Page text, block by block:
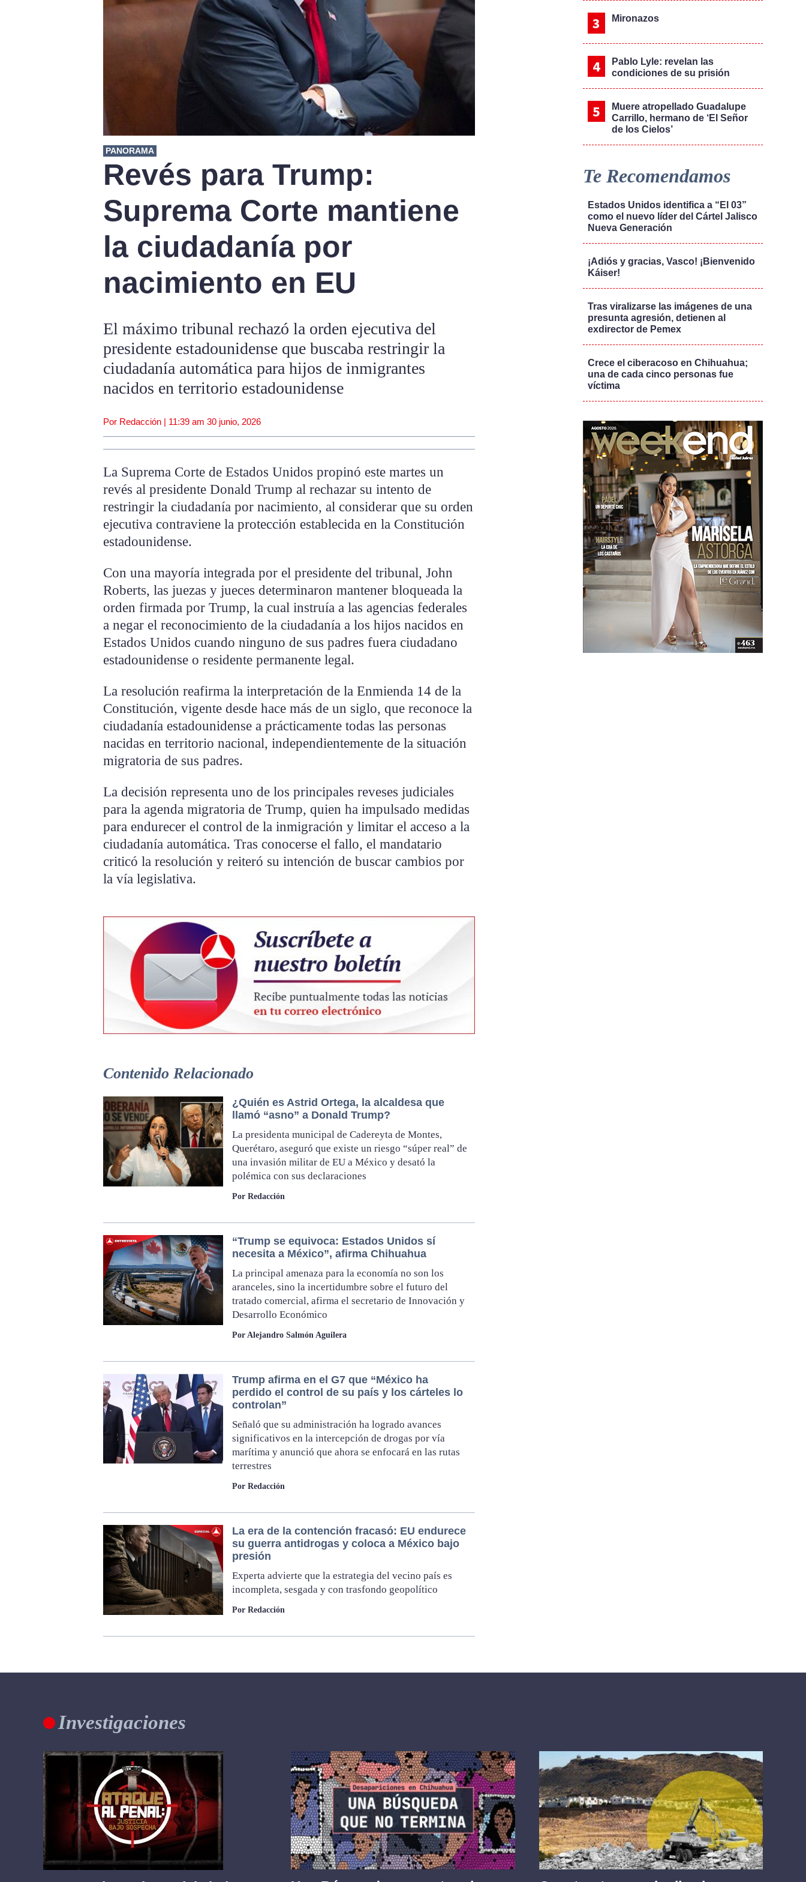
PANORAMA
Revés para Trump:
Suprema Corte mantiene
la ciudadanía por
nacimiento en EU
El máximo tribunal rechazó la orden ejecutiva del
presidente estadounidense que buscaba restringir la
ciudadanía automática para hijos de inmigrantes
nacidos en territorio estadounidense
Por Redacción | 11:39 am 30 junio, 2026
La Suprema Corte de Estados Unidos propinó este martes un
revés al presidente Donald Trump al rechazar su intento de
restringir la ciudadanía por nacimiento, al considerar que su orden
ejecutiva contraviene la protección establecida en la Constitución
estadounidense.
Con una mayoría integrada por el presidente del tribunal, John
Roberts, las juezas y jueces determinaron mantener bloqueada la
orden firmada por Trump, la cual instruía a las agencias federales
a negar el reconocimiento de la ciudadanía a los hijos nacidos en
Estados Unidos cuando ninguno de sus padres fuera ciudadano
estadounidense o residente permanente legal.
La resolución reafirma la interpretación de la Enmienda 14 de la
Constitución, vigente desde hace más de un siglo, que reconoce la
ciudadanía estadounidense a prácticamente todas las personas
nacidas en territorio nacional, independientemente de la situación
migratoria de sus padres.
La decisión representa uno de los principales reveses judiciales
para la agenda migratoria de Trump, quien ha impulsado medidas
para endurecer el control de la inmigración y limitar el acceso a la
ciudadanía automática. Tras conocerse el fallo, el mandatario
criticó la resolución y reiteró su intención de buscar cambios por
la vía legislativa.
Contenido Relacionado
¿Quién es Astrid Ortega, la alcaldesa que
llamó “asno” a Donald Trump?
La presidenta municipal de Cadereyta de Montes,
Querétaro, aseguró que existe un riesgo “súper real” de
una invasión militar de EU a México y desató la
polémica con sus declaraciones
Por Redacción
“Trump se equivoca: Estados Unidos sí
necesita a México”, afirma Chihuahua
La principal amenaza para la economía no son los
aranceles, sino la incertidumbre sobre el futuro del
tratado comercial, afirma el secretario de Innovación y
Desarrollo Económico
Por Alejandro Salmón Aguilera
Trump afirma en el G7 que “México ha
perdido el control de su país y los cárteles lo
controlan”
Señaló que su administración ha logrado avances
significativos en la intercepción de drogas por vía
marítima y anunció que ahora se enfocará en las rutas
terrestres
Por Redacción
La era de la contención fracasó: EU endurece
su guerra antidrogas y coloca a México bajo
presión
Experta advierte que la estrategia del vecino país es
incompleta, sesgada y con trasfondo geopolítico
Por Redacción
Mironazos
Pablo Lyle: revelan las
condiciones de su prisión
Muere atropellado Guadalupe
Carrillo, hermano de ‘El Señor
de los Cielos’
Te Recomendamos
Estados Unidos identifica a “El 03”
como el nuevo líder del Cártel Jalisco
Nueva Generación
¡Adiós y gracias, Vasco! ¡Bienvenido
Káiser!
Tras viralizarse las imágenes de una
presunta agresión, detienen al
exdirector de Pemex
Crece el ciberacoso en Chihuahua;
una de cada cinco personas fue
víctima
Investigaciones